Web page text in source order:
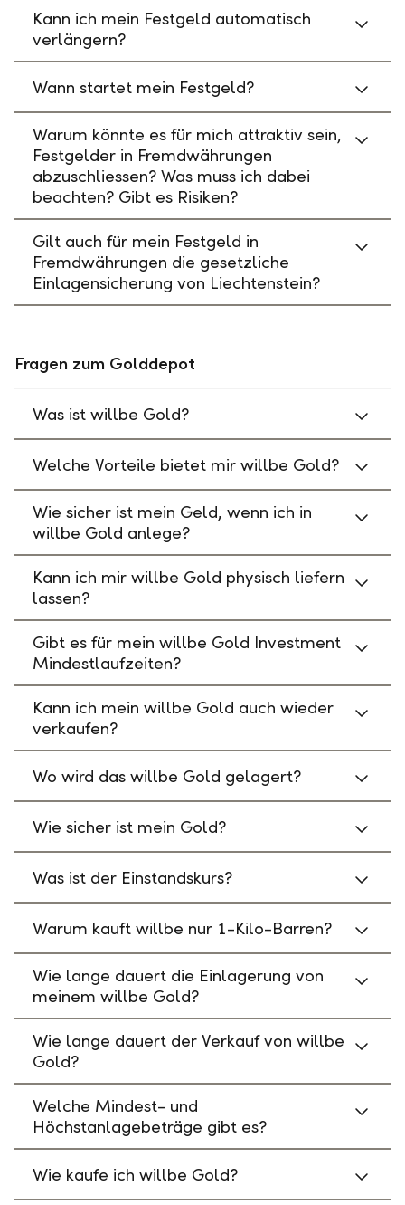
Kann ich mein Festgeld automatisch
verlängern?
Wann startet mein Festgeld?
Warum könnte es für mich attraktiv sein,
Festgelder in Fremdwährungen
abzuschliessen? Was muss ich dabei
beachten? Gibt es Risiken?
Gilt auch für mein Festgeld in
Fremdwährungen die gesetzliche
Einlagensicherung von Liechtenstein?
Fragen zum Golddepot
Was ist willbe Gold?
Welche Vorteile bietet mir willbe Gold?
Wie sicher ist mein Geld, wenn ich in
willbe Gold anlege?
Kann ich mir willbe Gold physisch liefern
lassen?
Gibt es für mein willbe Gold Investment
Mindestlaufzeiten?
Kann ich mein willbe Gold auch wieder
verkaufen?
Wo wird das willbe Gold gelagert?
Wie sicher ist mein Gold?
Was ist der Einstandskurs?
Warum kauft willbe nur 1-Kilo-Barren?
Wie lange dauert die Einlagerung von
meinem willbe Gold?
Wie lange dauert der Verkauf von willbe
Gold?
Welche Mindest- und
Höchstanlagebeträge gibt es?
Wie kaufe ich willbe Gold?